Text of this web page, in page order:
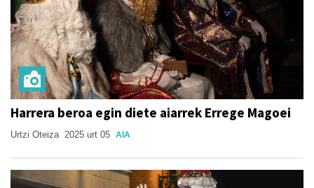
Harrera beroa egin diete aiarrek Errege Magoei
Urtzi Oteiza 2025 urt 05 AIA